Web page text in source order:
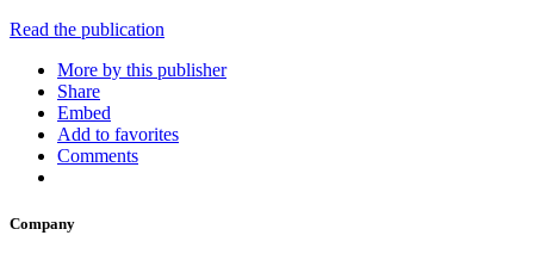
Read the publication
More by this publisher
Share
Embed
Add to favorites
Comments
Company